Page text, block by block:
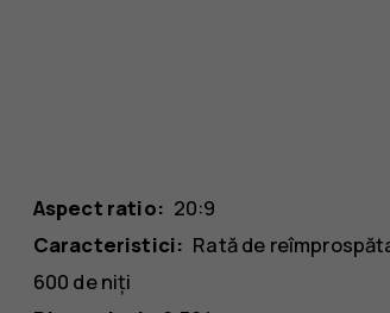
Aspect ratio: 20:9
Caracteristici: Rată de
600 de niți